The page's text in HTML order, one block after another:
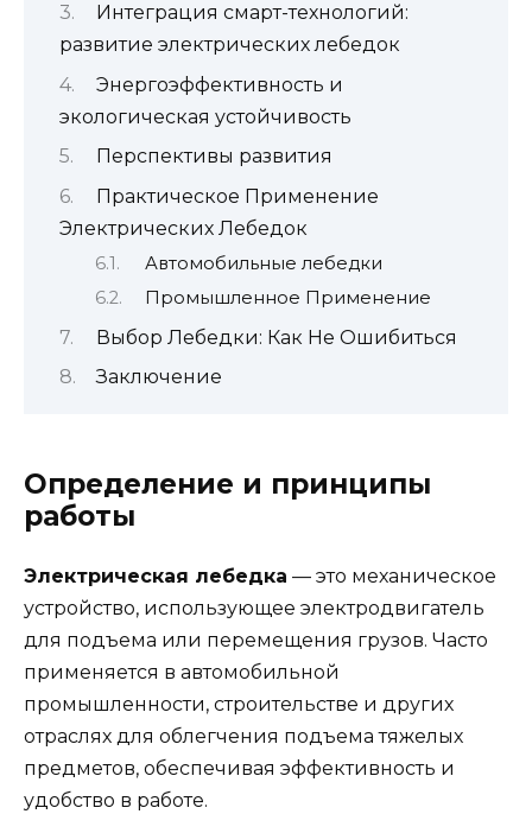
Интеграция смарт-технологий:
развитие электрических лебедок
Энергоэффективность и
экологическая устойчивость
Перспективы развития
Практическое Применение
Электрических Лебедок
Автомобильные лебедки
Промышленное Применение
Выбор Лебедки: Как Не Ошибиться
Заключение
Определение и принципы
работы
Электрическая лебедка — это механическое
устройство, использующее электродвигатель
для подъема или перемещения грузов. Часто
применяется в автомобильной
промышленности, строительстве и других
отраслях для облегчения подъема тяжелых
предметов, обеспечивая эффективность и
удобство в работе.